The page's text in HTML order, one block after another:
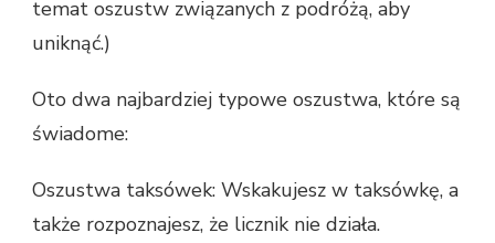
temat oszustw związanych z podróżą, aby
uniknąć.)
Oto dwa najbardziej typowe oszustwa, które są
świadome:
Oszustwa taksówek: Wskakujesz w taksówkę, a
także rozpoznajesz, że licznik nie działa.